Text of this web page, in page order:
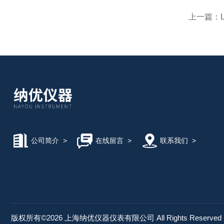
上一篇：
公司简介 > 在线留言> 联系我们 >
版权所有©2026 上海纳优仪器仪表有限公司 All Rights